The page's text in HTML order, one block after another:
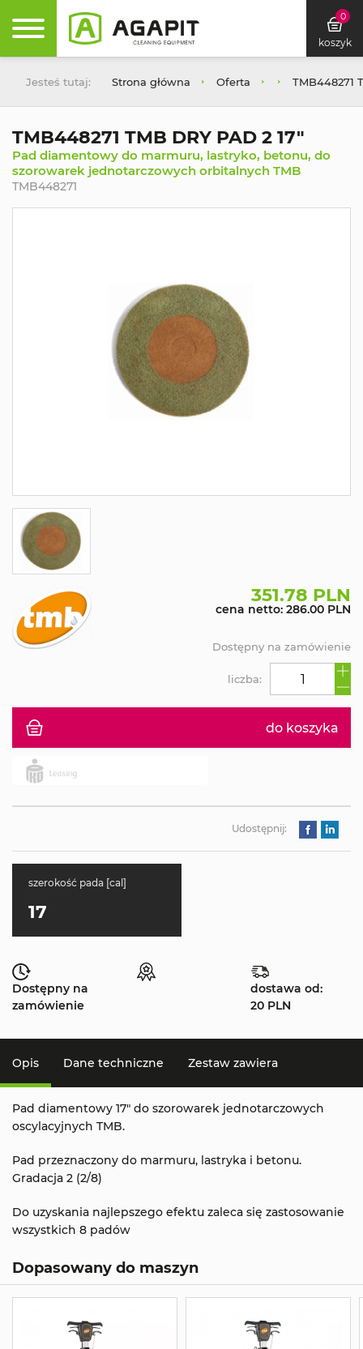
0
koszyk
Jesteś tutaj: Strona główna Oferta TMB448271
TMB448271 TMB DRY PAD 2 17"
Pad diamentowy do marmuru, lastryko, betonu, do
szorowarek jednotarczowych orbitalnych TMB
TMB448271
351.78 PLN
cena netto: 286.00 PLN
do koszyka
liczba:
Dostępny na zamówienie
Udostępnij:
szerokość pada [cal]
17
Dostępny na
zamówienie
dostawa od:
20 PLN
Opis Dane techniczne Zestaw zawiera
Pad diamentowy 17" do szorowarek jednotarczowych
oscylacyjnych TMB.
Pad przeznaczony do marmuru, lastryka i betonu.
Gradacja 2 (2/8)
Do uzyskania najlepszego efektu zaleca się zastosowanie
wszystkich 8 padów
Dopasowany do maszyn